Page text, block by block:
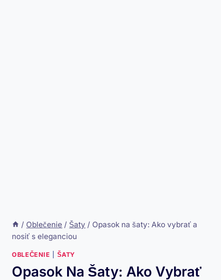
/ Oblečenie / Šaty / Opasok na šaty: Ako vybrať a
nosiť s eleganciou
OBLEČENIE ŠATY
Opasok Na Šaty: Ako Vybrať